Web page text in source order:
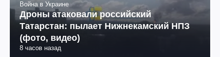
Война в Украине
Дроны атаковали российский
Татарстан: пылает Нижнекамский НПЗ
(фото, видео)
8 часов назад